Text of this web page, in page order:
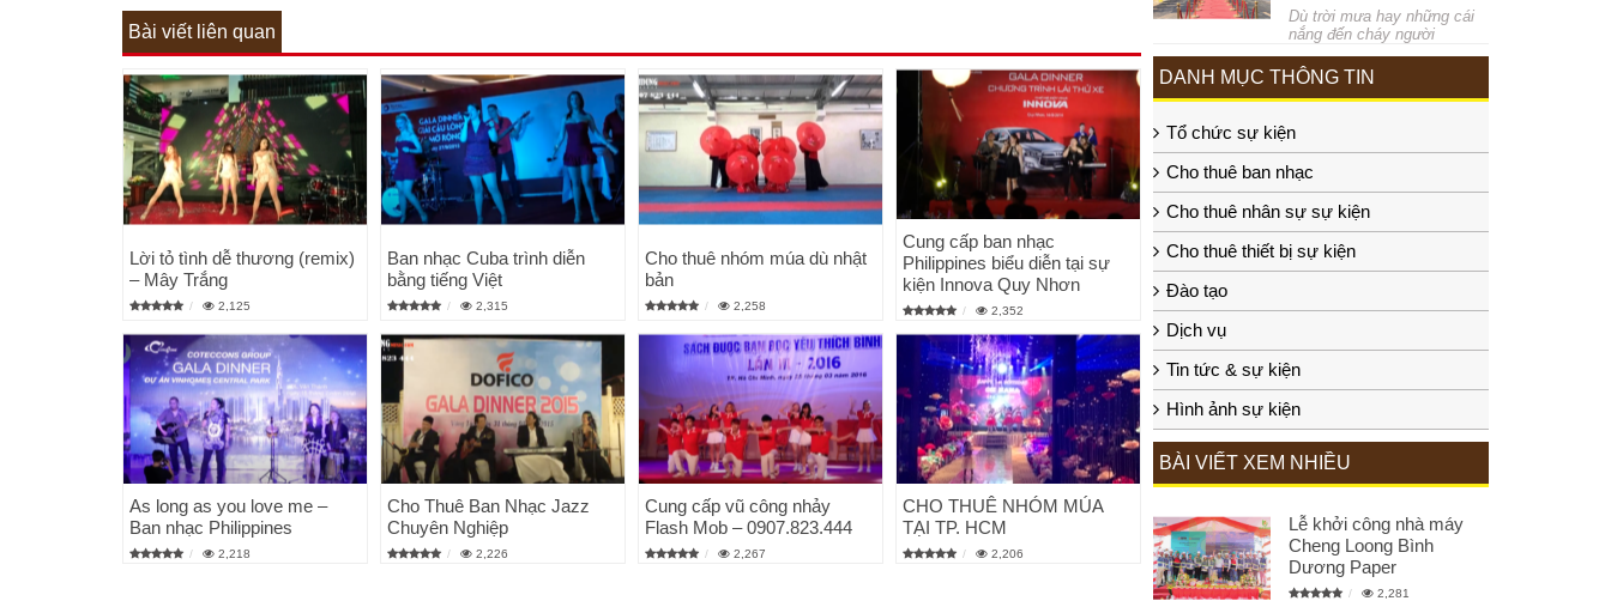
Bài viết liên quan
Lời tỏ tình dễ thương (remix)
– Mây Trắng
2,125
Ban nhạc Cuba trình diễn
bằng tiếng Việt
2,315
Cho thuê nhóm múa dù nhật
bản
2,258
Cung cấp ban nhạc
Philippines biểu diễn tại sự
kiện Innova Quy Nhơn
2,352
As long as you love me –
Ban nhạc Philippines
2,218
Cho Thuê Ban Nhạc Jazz
Chuyên Nghiệp
2,226
Cung cấp vũ công nhảy
Flash Mob – 0907.823.444
2,267
CHO THUÊ NHÓM MÚA
TẠI TP. HCM
2,206
Dù trời mưa hay những cái
nắng đến cháy người
DANH MỤC THÔNG TIN
Tổ chức sự kiện
Cho thuê ban nhạc
Cho thuê nhân sự sự kiện
Cho thuê thiết bị sự kiện
Đào tạo
Dịch vụ
Tin tức & sự kiện
Hình ảnh sự kiện
BÀI VIẾT XEM NHIỀU
Lễ khởi công nhà máy
Cheng Loong Bình
Dương Paper
2,281